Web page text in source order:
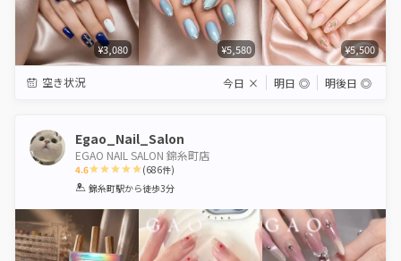
¥3,080 ¥5,580 ¥5,500
空き状況 今日 × 明日 ◎ 明後日 ◎
Egao_Nail_Salon
EGAO NAIL SALON 錦糸町店
4.6
1 2 3 4 5
(686件)
錦糸町駅から徒歩3分